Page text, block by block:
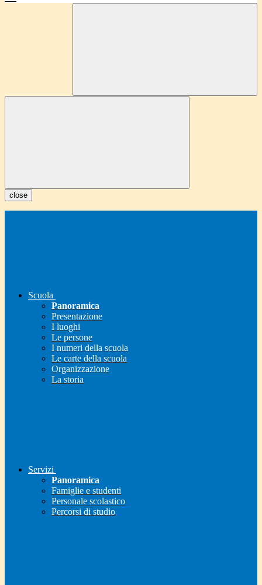
close
Scuola
Panoramica
Presentazione
I luoghi
Le persone
I numeri della scuola
Le carte della scuola
Organizzazione
La storia
Servizi
Panoramica
Famiglie e studenti
Personale scolastico
Percorsi di studio